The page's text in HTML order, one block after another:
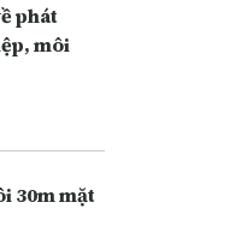
phát
môi
30m mặt